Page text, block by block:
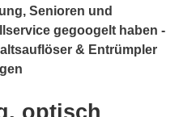
Senioren und
gegoogelt haben -
& Entrümpler